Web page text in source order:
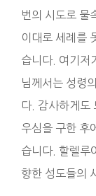
번의 시도로 물
이대로 세례를
습니다. 여기저
님께서는 성령
다. 감사하게도
우심을 구한 후
습니다. 할렐루
향한 성도들의